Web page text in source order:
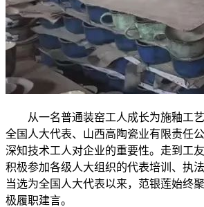
从一名普通装窑工人成长为施釉工艺
全国人大代表、山西高陶瓷业有限责任
深知技术工人对企业的重要性。走到工
积极参加各级人大组织的代表培训、执
当选为全国人大代表以来，范银莲始终
极履职建言。